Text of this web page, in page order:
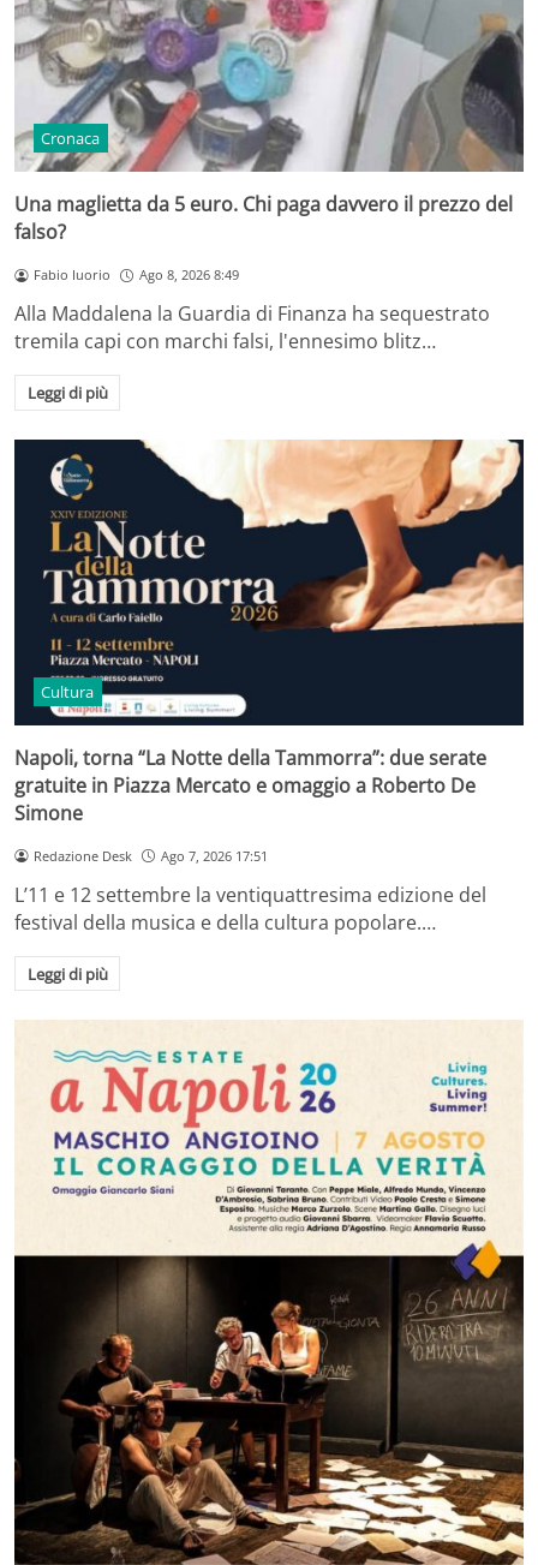
Cronaca
Una maglietta da 5 euro. Chi paga davvero il prezzo del
falso?
Fabio Iuorio Ago 8, 2026 8:49
Alla Maddalena la Guardia di Finanza ha sequestrato
tremila capi con marchi falsi, l'ennesimo blitz…
Leggi di più
Cultura
Napoli, torna “La Notte della Tammorra”: due serate
gratuite in Piazza Mercato e omaggio a Roberto De
Simone
Redazione Desk Ago 7, 2026 17:51
L’11 e 12 settembre la ventiquattresima edizione del
festival della musica e della cultura popolare.…
Leggi di più